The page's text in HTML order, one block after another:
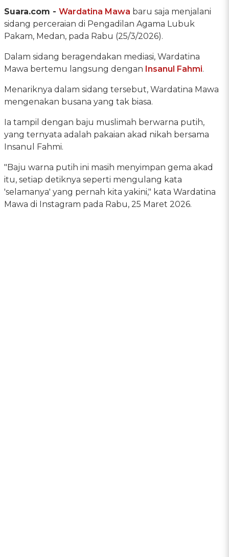
Suara.com - Wardatina Mawa baru saja menjalani
sidang perceraian di Pengadilan Agama Lubuk
Pakam, Medan, pada Rabu (25/3/2026).
Dalam sidang beragendakan mediasi, Wardatina
Mawa bertemu langsung dengan Insanul Fahmi.
Menariknya dalam sidang tersebut, Wardatina Mawa
mengenakan busana yang tak biasa.
Ia tampil dengan baju muslimah berwarna putih,
yang ternyata adalah pakaian akad nikah bersama
Insanul Fahmi.
"Baju warna putih ini masih menyimpan gema akad
itu, setiap detiknya seperti mengulang kata
'selamanya' yang pernah kita yakini," kata Wardatina
Mawa di Instagram pada Rabu, 25 Maret 2026.